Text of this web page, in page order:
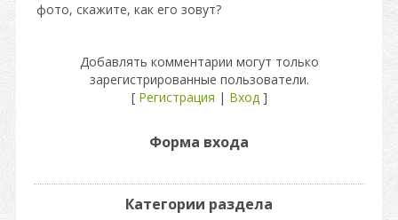
фото, скажите, как его зовут?
Добавлять комментарии могут только
зарегистрированные пользователи.
[ Регистрация | Вход]
Форма входа
Категории раздела